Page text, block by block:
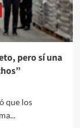
pero sí una
que los